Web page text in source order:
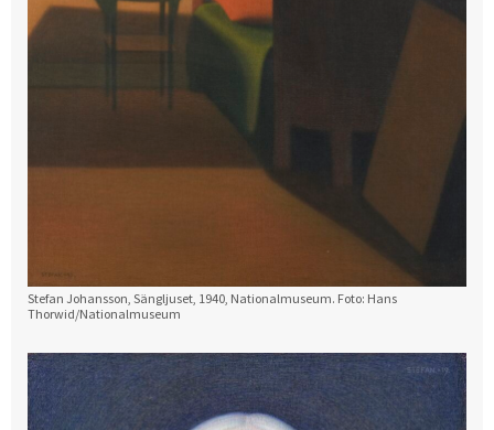
Stefan Johansson, Sängljuset, 1940, Nationalmuseum. Foto: Hans
Thorwid/Nationalmuseum